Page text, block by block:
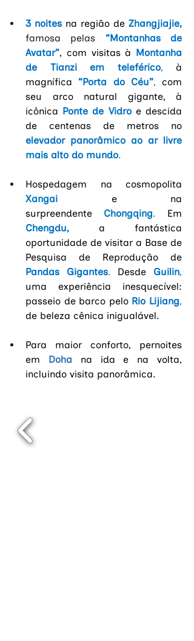
3 noites na região de
famosa pelas “Montanhas de
Avatar”, com visitas à Montanha
de Tianzi em teleférico, à
magnífica “Porta do Céu”, com
seu arco natural gigante, à
icônica Ponte de Vidro e descida
de centenas de metros no
elevador panorâmico ao ar livre
mais alto do mundo.
Hospedagem na cosmopolita
Xangai
e na
surpreendente Chongqing. Em
Chengdu,
a fantástica
oportunidade de visitar a Base de
Pesquisa de Reprodução de
Pandas Gigantes. Desde Guilin
uma experiência inesquecível:
passeio de barco pelo Rio Lijiang
de beleza cênica inigualável.
Para maior conforto, pernoites
em
Doha
na ida e na volta,
incluindo visita panorâmica.